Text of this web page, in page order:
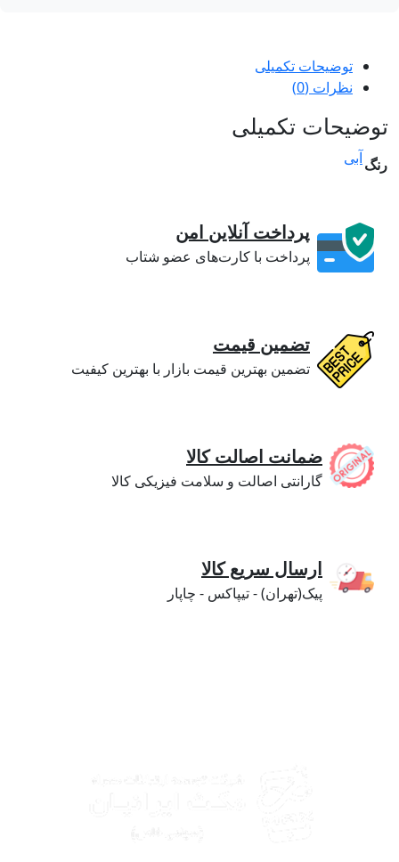
توضیحات تکمیلی
نظرات (0)
تکمیلی
آبی
پرداخت آنلاین امن
پرداخت با کارت‌های عضو شتاب
تضمین قیمت
تضمین بهترین قیمت بازار با بهترین کیفیت
ضمانت اصالت کالا
گارانتی اصالت و سلامت فیزیکی کالا
ارسال سریع کالا
پیک(تهران) - تیپاکس - چاپار